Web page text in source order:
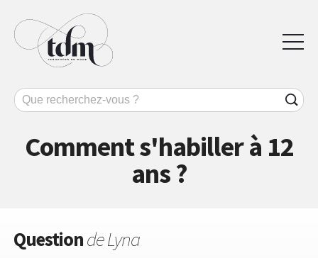
Comment s'habiller à 12
ans ?
Questionde Lyna